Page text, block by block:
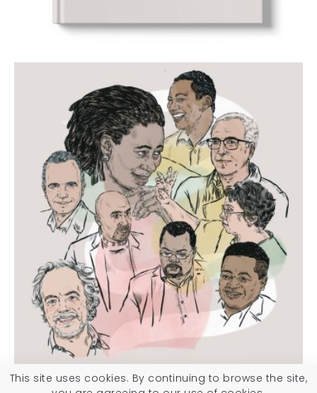
This site uses cookies. By continuing to browse the site,